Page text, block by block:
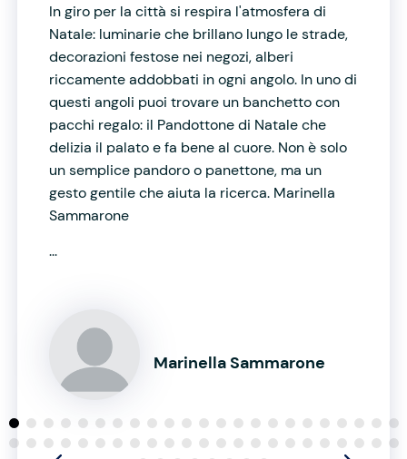
In giro per la città si respira l'atmosfera di
Natale: luminarie che brillano lungo le strade,
decorazioni festose nei negozi, alberi
riccamente addobbati in ogni angolo. In uno di
questi angoli puoi trovare un banchetto con
pacchi regalo: il Pandottone di Natale che
delizia il palato e fa bene al cuore. Non è solo
un semplice pandoro o panettone, ma un
gesto gentile che aiuta la ricerca. Marinella
Sammarone
...
Marinella Sammarone